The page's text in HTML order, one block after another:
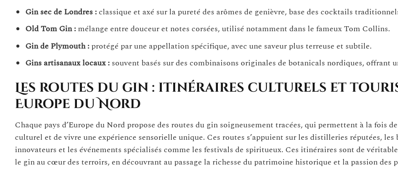
Gin sec de Londres :classique et axé sur la pureté des arômes de genièvre, base des cocktails
Old Tom Gin :mélange entre douceur et notes corsées, utilisé notamment dans le fameux Tom Collins.
Gin de Plymouth :protégé par une appellation spécifique, avec une saveur plus terreuse et subtile.
Gins artisanaux locaux :souvent basés sur des combinaisons originales de botanicals nordiques, offrant
Les routes du gin : itinéraires culturels et
Europe du Nord
Chaque pays d’Europe du Nord propose des routes du gin soigneusement tracées, qui permettent à la fois
culturel et de vivre une expérience sensorielle unique. Ces routes s’appuient sur les distilleries réputées, les
innovateurs et les événements spécialisés comme les festivals de spiritueux. Ces itinéraires sont de
le gin au cœur des terroirs, en découvrant au passage la richesse du patrimoine historique et la passion des